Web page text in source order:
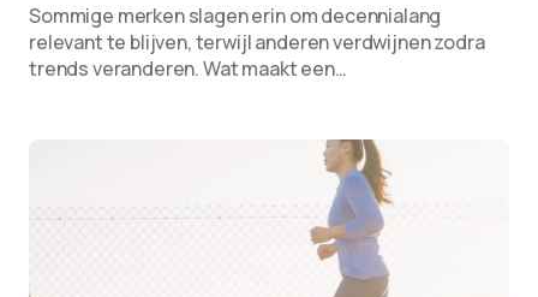
Sommige merken slagen erin om decennialang
relevant te blijven, terwijl anderen verdwijnen zodra
trends veranderen. Wat maakt een…